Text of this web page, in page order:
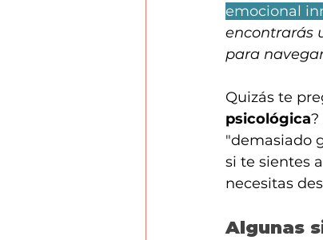
emocional
encontrarás
para
Quizás te
psicológica?
"demasiado
si te sientes
necesitas
Algunas